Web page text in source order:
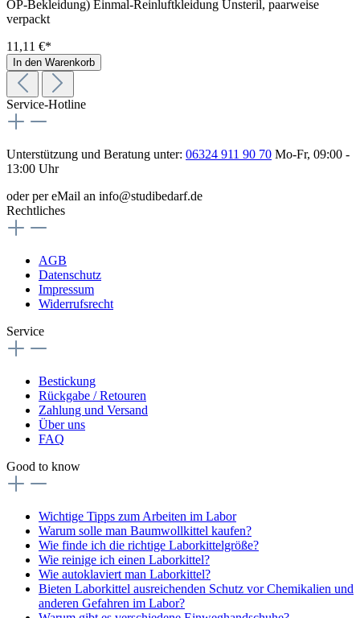
OP-Bekleidung) Einmal-Reinluftkleidung Unsteril, paarweise
verpackt
11,11 €*
In den Warenkorb
Service-Hotline
Unterstützung und Beratung unter: 06324 911 90 70 Mo-Fr, 09:00 -
13:00 Uhr
oder per eMail an info@studibedarf.de
Rechtliches
AGB
Datenschutz
Impressum
Widerrufsrecht
Service
Bestickung
Rückgabe / Retouren
Zahlung und Versand
Über uns
FAQ
Good to know
Wichtige Tipps zum Arbeiten im Labor
Warum solle man Baumwollkittel kaufen?
Wie finde ich die richtige Laborkittelgröße?
Wie reinige ich einen Laborkittel?
Wie autoklaviert man Laborkittel?
Bieten Laborkittel ausreichenden Schutz vor Chemikalien und
anderen Gefahren im Labor?